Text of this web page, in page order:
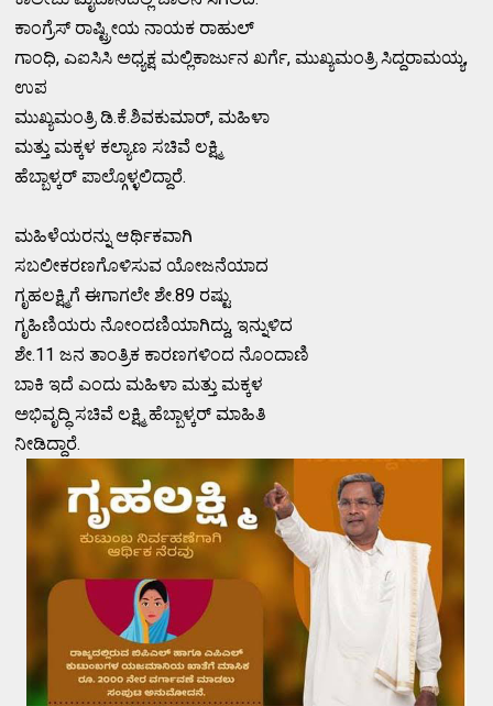
ಕಾಂಗ್ರೆಸ್ ರಾಷ್ಟ್ರೀಯ ನಾಯಕ ರಾಹುಲ್
ಗಾಂಧಿ, ಎಐಸಿಸಿ ಅಧ್ಯಕ್ಷ ಮಲ್ಲಿಕಾರ್ಜುನ ಖರ್ಗೆ, ಮುಖ್ಯಮಂತ್ರಿ ಸಿದ್ದರಾಮಯ್ಯ,
ಉಪ
ಮುಖ್ಯಮಂತ್ರಿ ಡಿ.ಕೆ.ಶಿವಕುಮಾರ್, ಮಹಿಳಾ
ಮತ್ತು ಮಕ್ಕಳ ಕಲ್ಯಾಣ ಸಚಿವೆ ಲಕ್ಷ್ಮಿ
ಹೆಬ್ಬಾಳ್ಕರ್ ಪಾಲ್ಗೊಳ್ಳಲಿದ್ದಾರೆ.
ಮಹಿಳೆಯರನ್ನು ಆರ್ಥಿಕವಾಗಿ
ಸಬಲೀಕರಣಗೊಳಿಸುವ ಯೋಜನೆಯಾದ
ಗೃಹಲಕ್ಷ್ಮಿಗೆ ಈಗಾಗಲೇ ಶೇ.89 ರಷ್ಟು
ಗೃಹಿಣಿಯರು ನೋಂದಣಿಯಾಗಿದ್ದು, ಇನ್ನುಳಿದ
ಶೇ.11 ಜನ ತಾಂತ್ರಿಕ ಕಾರಣಗಳಿಂದ ನೊಂದಾಣಿ
ಬಾಕಿ ಇದೆ ಎಂದು ಮಹಿಳಾ ಮತ್ತು ಮಕ್ಕಳ
ಅಭಿವೃದ್ಧಿ ಸಚಿವೆ ಲಕ್ಷ್ಮಿ ಹೆಬ್ಬಾಳ್ಕರ್ ಮಾಹಿತಿ
ನೀಡಿದ್ದಾರೆ.